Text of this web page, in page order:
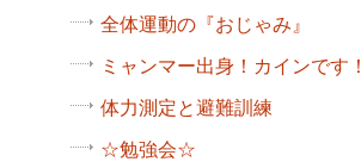
全体運動の『おじゃみ』
ミャンマー出身！カインです！
体力測定と避難訓練
☆勉強会☆